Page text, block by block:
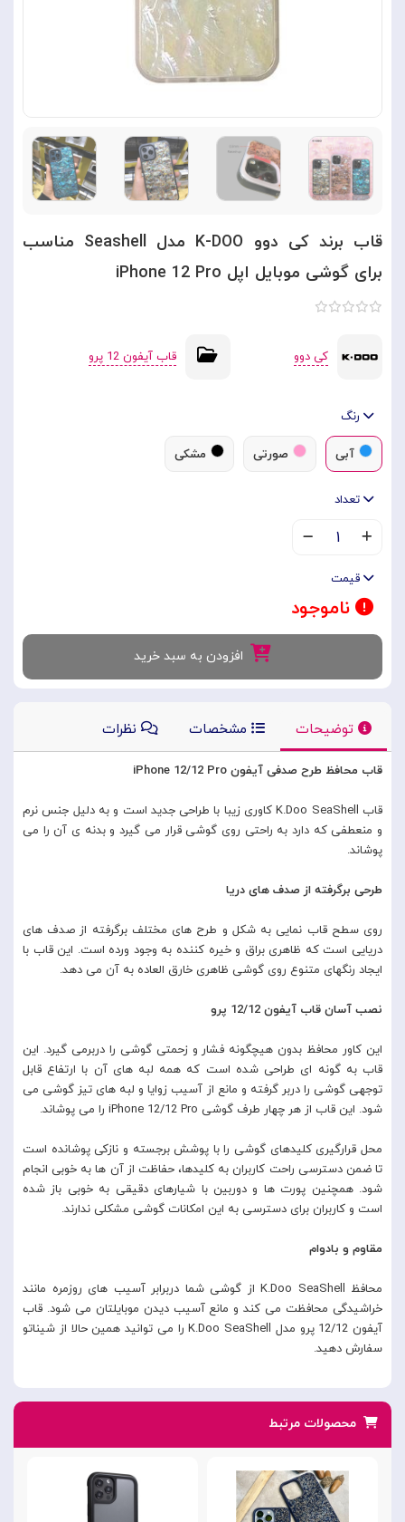
قاب برند کی دوو K-DOO مدل Seashell مناسب
برای گوشی موبایل اپل iPhone 12 Pro
کی دوو قاب آیفون 12 پرو
رنگ
آبی صورتی مشکی
تعداد
۱
قیمت
ناموجود
افزودن به سبد خرید
توضیحات مشخصات نظرات
قاب محافظ طرح صدفی آیفون iPhone 12/12 Pro
قاب K.Doo SeaShell کاوری زیبا با طراحی جدید است و به دلیل جنس نرم
و منعطفی که دارد به راحتی روی گوشی قرار می گیرد و بدنه ی آن را می
پوشاند.
طرحی برگرفته از صدف های دریا
روی سطح قاب نمایی به شکل و طرح های مختلف برگرفته از صدف های
دریایی است که ظاهری براق و خیره کننده به وجود ورده است. این قاب با
ایجاد رنگهای متنوع روی گوشی ظاهری خارق العاده به آن می دهد.
نصب آسان قاب آیفون 12/12 پرو
این کاور محافظ بدون هیچگونه فشار و زحمتی گوشی را دربرمی گیرد. این
قاب به گونه ای طراحی شده است که همه لبه های آن با ارتفاع قابل
توجهی گوشی را دربر گرفته و مانع از آسیب زوایا و لبه های تیز گوشی می
شود. این قاب از هر چهار طرف گوشی iPhone 12/12 Pro را می پوشاند.
محل قرارگیری کلیدهای گوشی را با پوشش برجسته و نازکی پوشانده است
تا ضمن دسترسی راحت کاربران به کلیدها، حفاظت از آن ها به خوبی انجام
شود. همچنین پورت ها و دوربین با شیارهای دقیقی به خوبی باز شده
است و کاربران برای دسترسی به این امکانات گوشی مشکلی ندارند.
مقاوم و بادوام
محافظ K.Doo SeaShell از گوشی شما دربرابر آسیب های روزمره مانند
خراشیدگی محافظت می کند و مانع آسیب دیدن موبایلتان می شود. قاب
آیفون 12/12 پرو مدل K.Doo SeaShell را می توانید همین حالا از شیناتو
سفارش دهید.
محصولات مرتبط